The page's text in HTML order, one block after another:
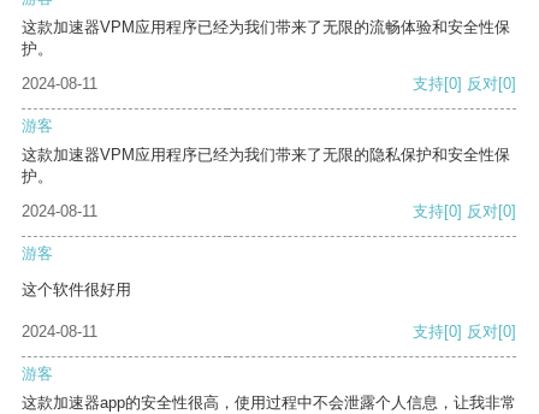
这款加速器VPM应用程序已经为我们带来了无限的流畅体验和安全性保
护。
2024-08-11
支持[0] 反对[0]
游客
这款加速器VPM应用程序已经为我们带来了无限的隐私保护和安全性保
护。
2024-08-11
支持[0] 反对[0]
游客
这个软件很好用
2024-08-11 支持[0] 反对[0]
游客
这款加速器app的安全性很高，使用过程中不会泄露个人信息，让我非常